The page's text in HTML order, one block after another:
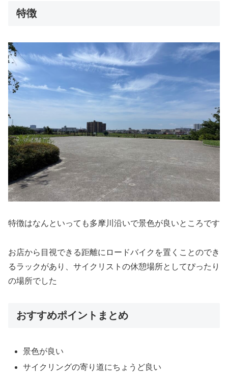
特徴
特徴はなんといっても多摩川沿いで景色が良いところです
お店から目視できる距離にロードバイクを置くことのでき
るラックがあり、サイクリストの休憩場所としてぴったり
の場所でした
おすすめポイントまとめ
景色が良い
サイクリングの寄り道にちょうど良い